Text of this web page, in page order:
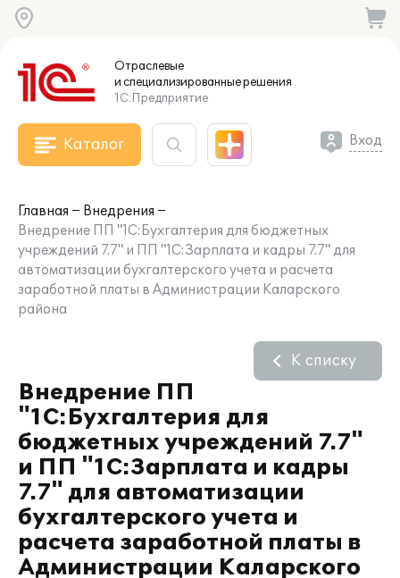
Отраслевые
и специализированныерешения
1С:Предприятие
Каталог Вход
Главная
Внедрения
Внедрение ПП "1С:Бухгалтерия для бюджетных
учреждений 7.7" и ПП "1С:Зарплата и кадры 7.7" для
автоматизации бухгалтерского учета и расчета
заработной платы в Администрации Каларского
района
Внедрение ПП
"1С:Бухгалтерия для
бюджетных учреждений 7.7"
и ПП "1С:Зарплата и кадры
7.7" для автоматизации
бухгалтерского учета и
расчета заработной платы в
Администрации Каларского
К списку